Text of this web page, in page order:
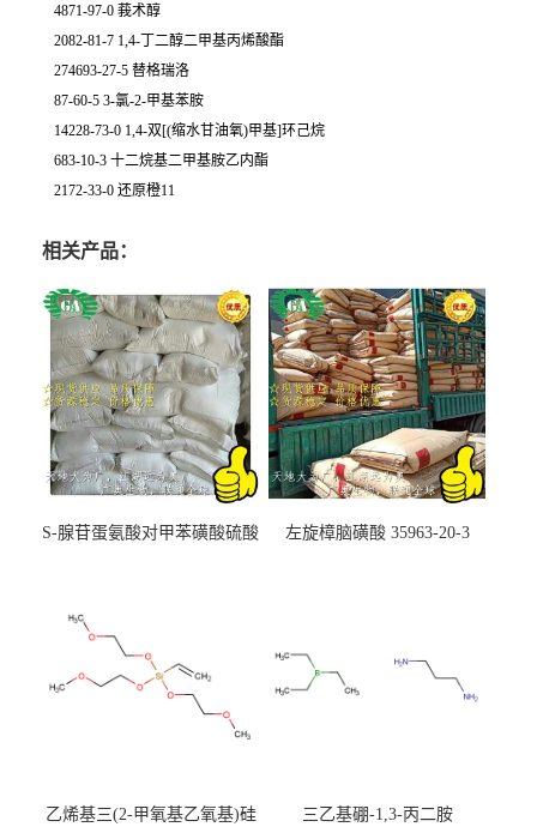
4871-97-0 莪术醇
2082-81-7 1,4-丁二醇二甲基丙烯酸酯
274693-27-5 替格瑞洛
87-60-5 3-氯-2-甲基苯胺
14228-73-0 1,4-双[(缩水甘油氧)甲基]环己烷
683-10-3 十二烷基二甲基胺乙内酯
2172-33-0 还原橙11
相关产品：
S-腺苷蛋氨酸对甲苯磺酸硫酸
左旋樟脑磺酸 35963-20-3
乙烯基三(2-甲氧基乙氧基)硅 三乙基硼-1,3-丙二胺